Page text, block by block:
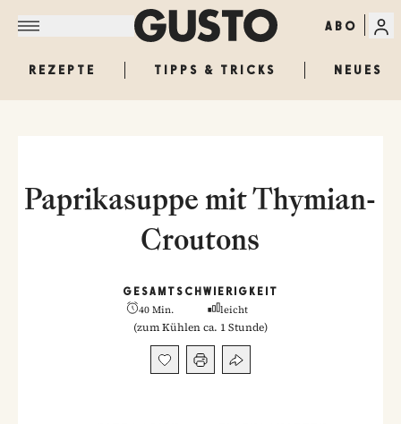
ABO
REZEPTE TIPPS & TRICKS NEUES
Paprikasuppe mit Thymian-
Croutons
GESAMT
40 Min.
SCHWIERIGKEIT
leicht
(zum Kühlen ca. 1 Stunde)